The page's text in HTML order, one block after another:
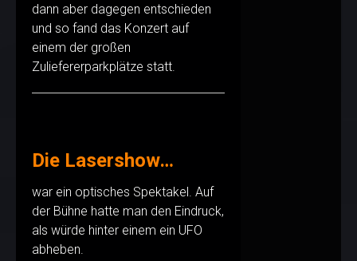
dann aber dagegen entschieden
und so fand das Konzert auf
einem der großen
Zuliefererparkplätze statt.
Die Lasershow…
war ein optisches Spektakel. Auf
der Bühne hatte man den Eindruck,
als würde hinter einem ein UFO
abheben.